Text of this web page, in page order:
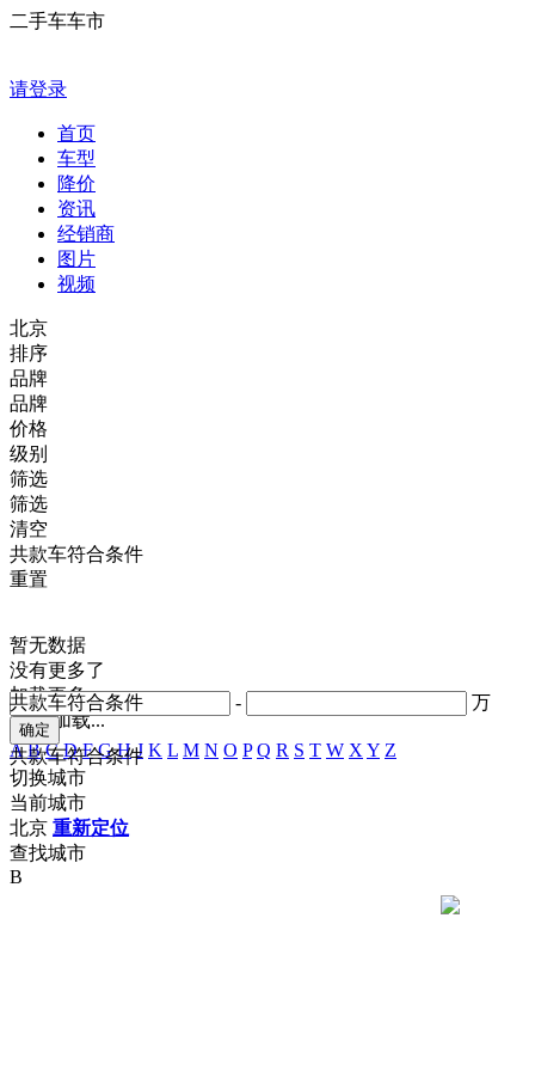
二手车车市
请登录
首页
车型
降价
资讯
经销商
图片
视频
北京
排序
品牌
品牌
价格
- 万
共款车符合条件
级别
共款车符合条件
筛选
筛选
清空
共款车符合条件
重置
暂无数据
没有更多了
加载更多
正在加载...
A B C D F G H J K L M N O P Q R S T W X Y Z
切换城市
当前城市
北京 重新定位
查找城市
B